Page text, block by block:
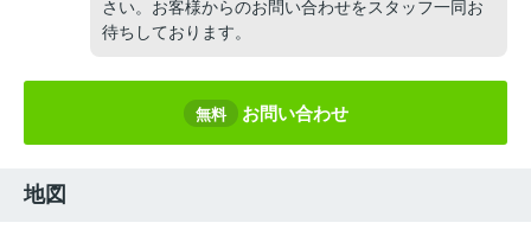
さい。お客様からのお問い合わせをスタッフ一同お
待ちしております。
無料 お問い合わせ
地図